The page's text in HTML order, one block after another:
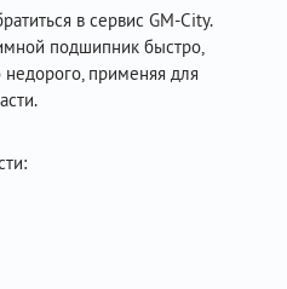
в сервис GM-City.
подшипник быстро,
недорого, применяя для